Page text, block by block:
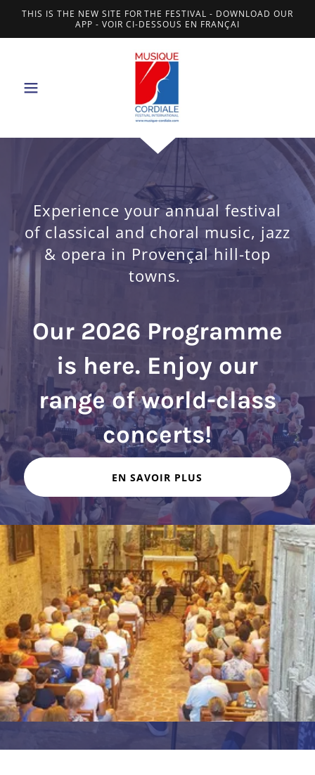
THIS IS THE NEW SITE FOR THE FESTIVAL - DOWNLOAD OUR
APP - VOIR CI-DESSOUS EN FRANÇAI
Experience your annual festival
of classical and choral music, jazz
& opera in Provençal hill-top
towns.
Our 2026 Programme
is here. Enjoy our
range of world-class
concerts!
EN SAVOIR PLUS